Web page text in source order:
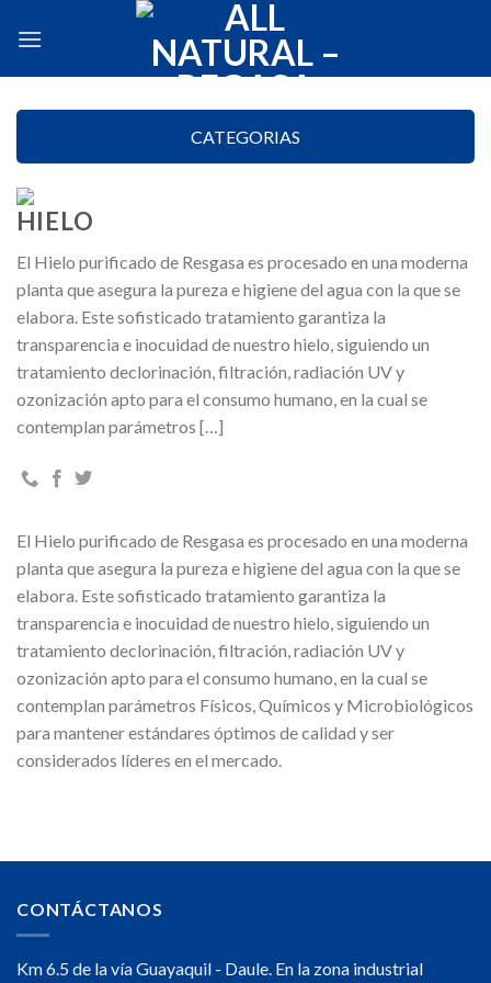
CATEGORIAS
HIELO
El Hielo purificado de Resgasa es procesado en una moderna
planta que asegura la pureza e higiene del agua con la que se
elabora. Este sofisticado tratamiento garantiza la
transparencia e inocuidad de nuestro hielo, siguiendo un
tratamiento declorinación, filtración, radiación UV y
ozonización apto para el consumo humano, en la cual se
contemplan parámetros […]
El Hielo purificado de Resgasa es procesado en una moderna
planta que asegura la pureza e higiene del agua con la que se
elabora. Este sofisticado tratamiento garantiza la
transparencia e inocuidad de nuestro hielo, siguiendo un
tratamiento declorinación, filtración, radiación UV y
ozonización apto para el consumo humano, en la cual se
contemplan parámetros Físicos, Químicos y Microbiológicos
para mantener estándares óptimos de calidad y ser
considerados líderes en el mercado.
CONTÁCTANOS
Km 6.5 de la vía Guayaquil - Daule. En la zona industrial